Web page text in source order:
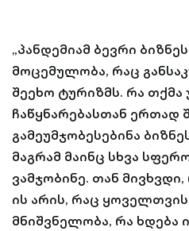
„პანდემიამ ბევრი
მოცემულობა, რაც
შეეხო ტურიზმს. რა თქმა
ჩაწყნარებასთან ერთად
გამეუმჯობესებინა
მაგრამ მაინც სხვა
ვამჯობინე. თან
ის არის, რაც ყოველთვის
მნიშვნელობა, რა